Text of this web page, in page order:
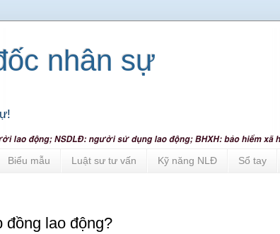
nhân sự
Biểu mẫu Luật sư tư vấn Kỹ năng NLĐ Sổ tay
đồng lao động?